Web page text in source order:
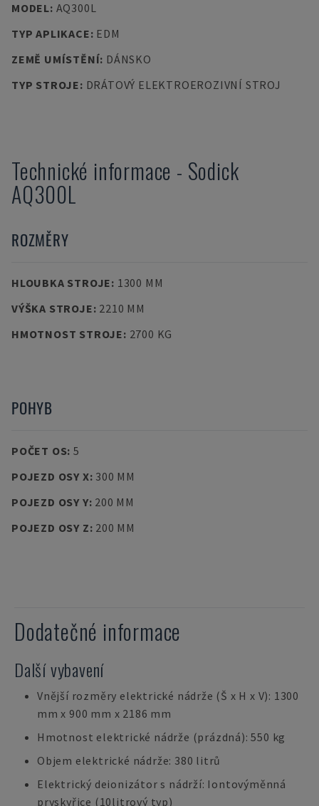
MODEL: AQ300L
TYP APLIKACE: EDM
ZEMĚ UMÍSTĚNÍ: DÁNSKO
TYP STROJE: DRÁTOVÝ ELEKTROEROZIVNÍ STROJ
Technické informace - Sodick
AQ300L
ROZMĚRY
HLOUBKA STROJE: 1300 MM
VÝŠKA STROJE: 2210 MM
HMOTNOST STROJE: 2700 KG
POHYB
POČET OS: 5
POJEZD OSY X: 300 MM
POJEZD OSY Y: 200 MM
POJEZD OSY Z: 200 MM
Dodatečné informace
Další vybavení
Vnější rozměry elektrické nádrže (Š x H x V): 1300
mm x 900 mm x 2186 mm
Hmotnost elektrické nádrže (prázdná): 550 kg
Objem elektrické nádrže: 380 litrů
Elektrický deionizátor s nádrží: Iontovýměnná
pryskyřice (10litrový typ)